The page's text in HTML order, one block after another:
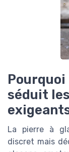
séduit
La pierre à
discret mais